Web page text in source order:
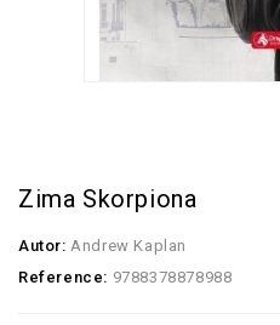
Zima Skorpiona
Autor: Andrew Kaplan
Reference: 9788378878988